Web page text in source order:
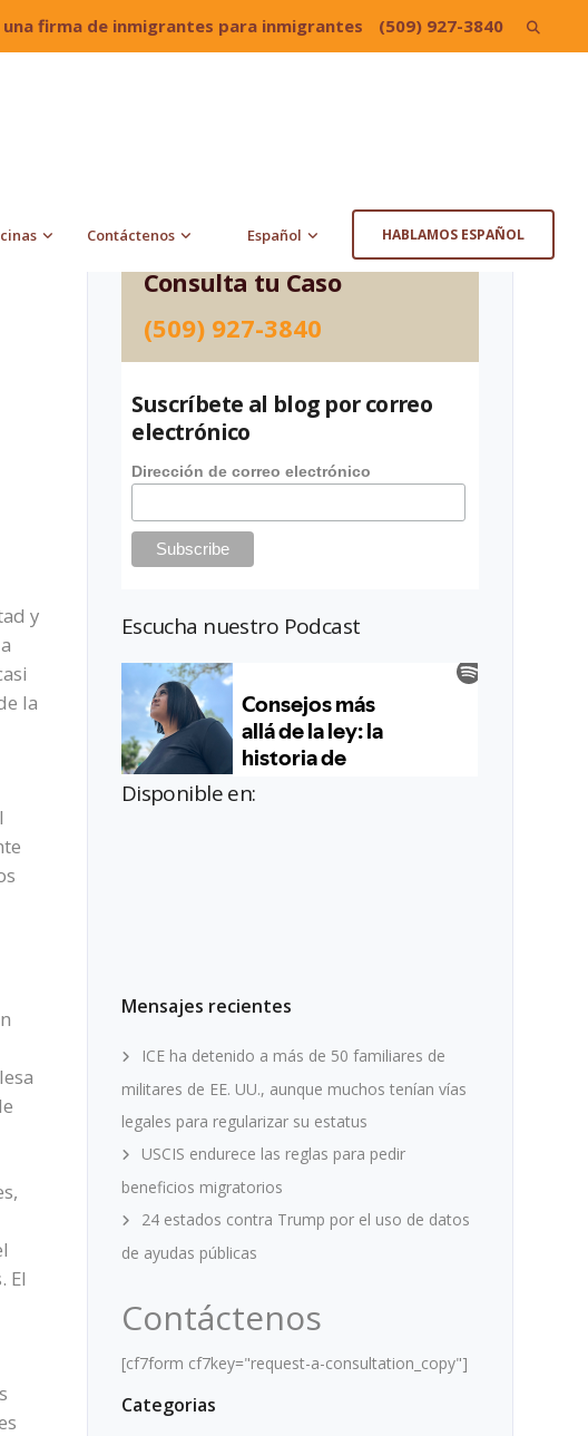
una firma de inmigrantes para inmigrantes (509) 927-3840 Search
Contáctenos Español HABLAMOS ESPAÑOL
y
la
El
Consulta tu Caso
(509) 927-3840
Suscríbete al blog por correo
electrónico
Dirección de correo electrónico
Escucha nuestro Podcast
Disponible en:
Mensajes recientes
ICE ha detenido a más de 50 familiares de
militares de EE. UU., aunque muchos tenían vías
legales para regularizar su estatus
USCIS endurece las reglas para pedir
beneficios migratorios
24 estados contra Trump por el uso de datos
de ayudas públicas
Contáctenos
[cf7form cf7key="request-a-consultation_copy"]
Categorias